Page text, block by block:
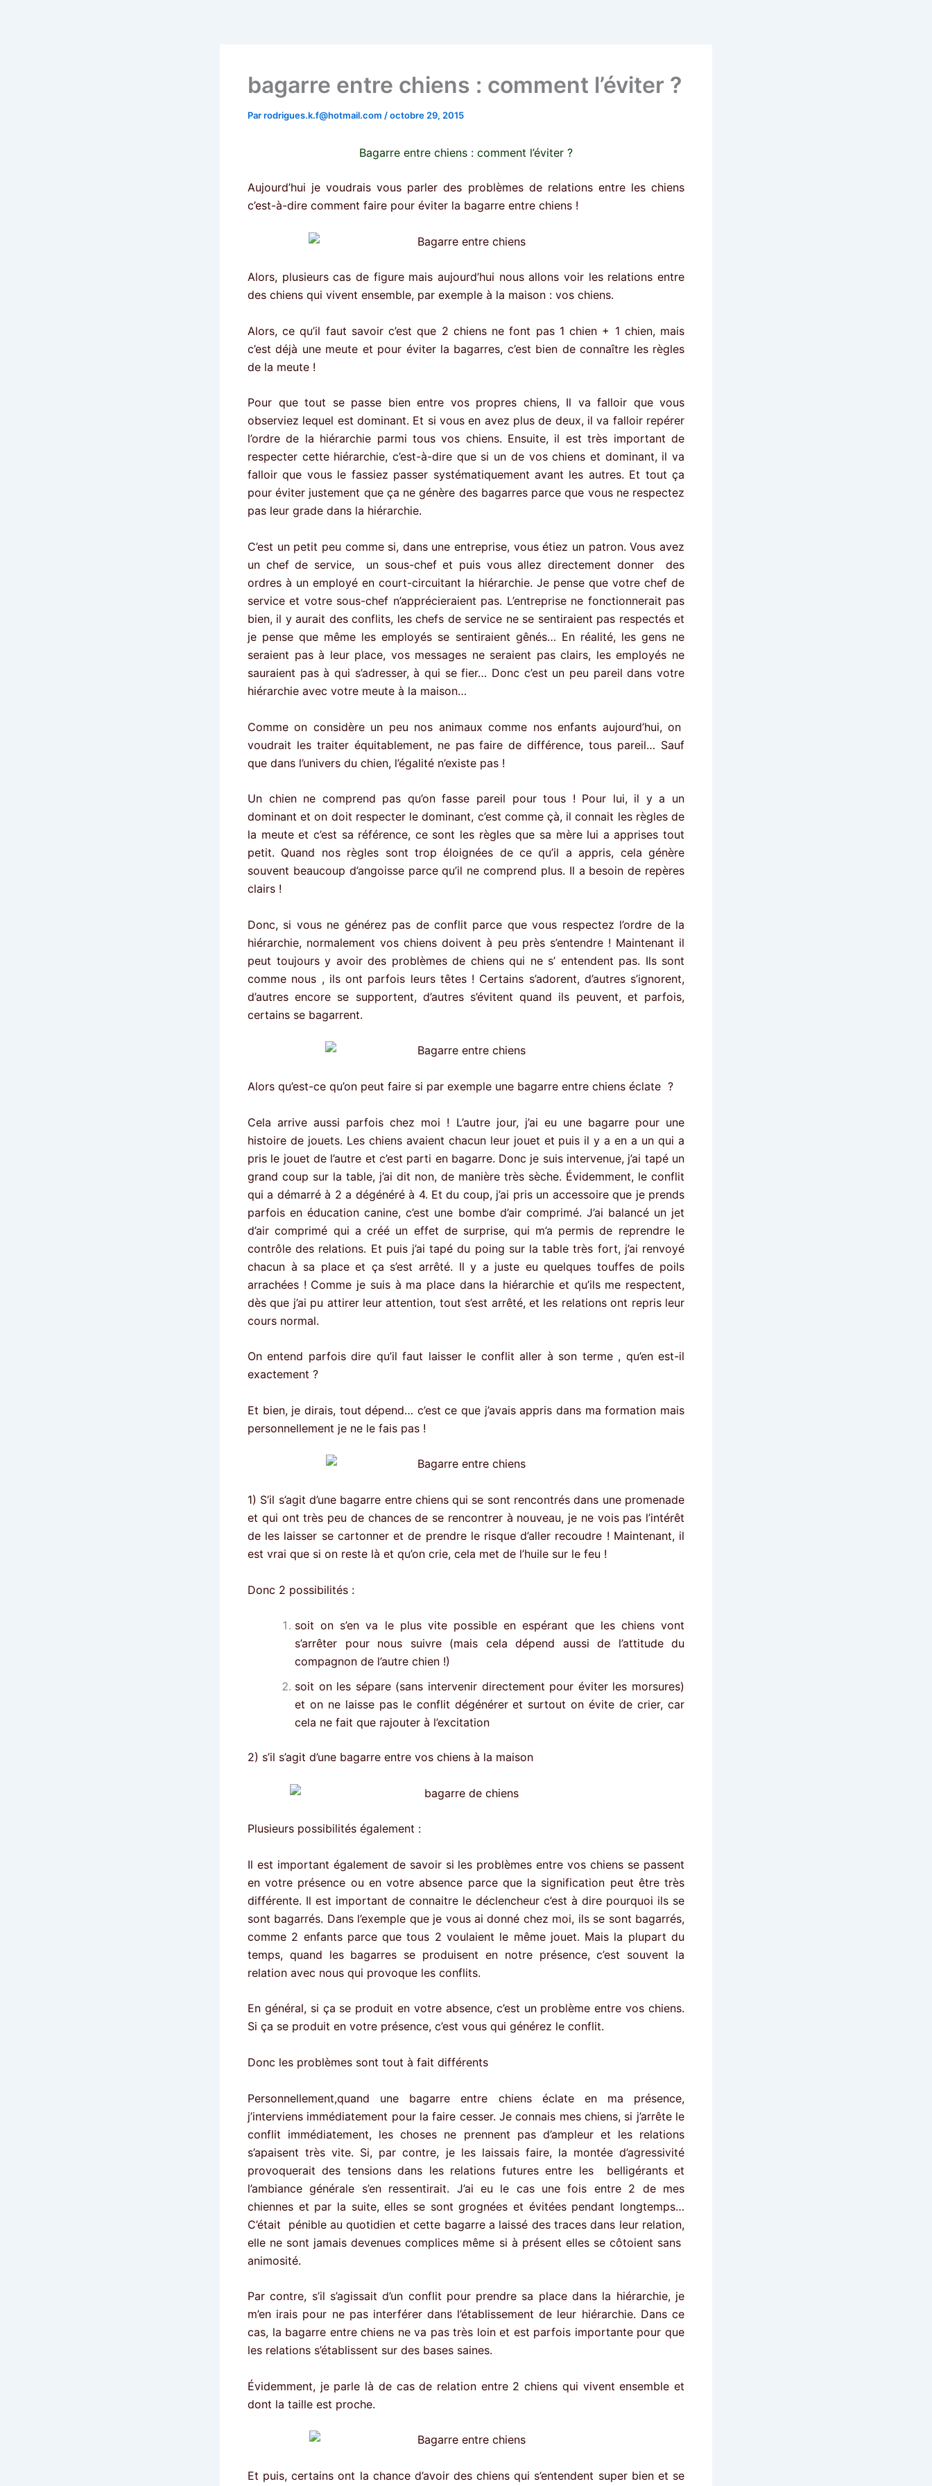
bagarre entre chiens : comment l’éviter ?
Parrodrigues.k.f@hotmail.com /octobre 29, 2015
Bagarre entre chiens : comment l’éviter ?
Aujourd’hui je voudrais vous parler des problèmes de relations entre les chiens
c’est-à-dire comment faire pour éviter la bagarre entre chiens !
Alors, plusieurs cas de figure mais aujourd’hui nous allons voir les relations entre
des chiens qui vivent ensemble, par exemple à la maison : vos chiens.
Alors, ce qu’il faut savoir c’est que 2 chiens ne font pas 1 chien + 1 chien, mais
c’est déjà une meute et pour éviter la bagarres, c’est bien de connaître les règles
de la meute !
Pour que tout se passe bien entre vos propres chiens, Il va falloir que vous
observiez lequel est dominant. Et si vous en avez plus de deux, il va falloir repérer
l’ordre de la hiérarchie parmi tous vos chiens. Ensuite, il est très important de
respecter cette hiérarchie, c’est-à-dire que si un de vos chiens et dominant, il va
falloir que vous le fassiez passer systématiquement avant les autres. Et tout ça
pour éviter justement que ça ne génère des bagarres parce que vous ne respectez
pas leur grade dans la hiérarchie.
C’est un petit peu comme si, dans une entreprise, vous étiez un patron. Vous avez
un chef de service, un sous-chef et puis vous allez directement donner des
ordres à un employé en court-circuitant la hiérarchie. Je pense que votre chef de
service et votre sous-chef n’apprécieraient pas. L’entreprise ne fonctionnerait pas
bien, il y aurait des conflits, les chefs de service ne se sentiraient pas respectés et
je pense que même les employés se sentiraient gênés… En réalité, les gens ne
seraient pas à leur place, vos messages ne seraient pas clairs, les employés ne
sauraient pas à qui s’adresser, à qui se fier… Donc c’est un peu pareil dans votre
hiérarchie avec votre meute à la maison…
Comme on considère un peu nos animaux comme nos enfants aujourd’hui, on
voudrait les traiter équitablement, ne pas faire de différence, tous pareil… Sauf
que dans l’univers du chien, l’égalité n’existe pas !
Un chien ne comprend pas qu’on fasse pareil pour tous ! Pour lui, il y a un
dominant et on doit respecter le dominant, c’est comme çà, il connait les règles de
la meute et c’est sa référence, ce sont les règles que sa mère lui a apprises tout
petit. Quand nos règles sont trop éloignées de ce qu’il a appris, cela génère
souvent beaucoup d’angoisse parce qu’il ne comprend plus. Il a besoin de repères
clairs !
Donc, si vous ne générez pas de conflit parce que vous respectez l’ordre de la
hiérarchie, normalement vos chiens doivent à peu près s’entendre ! Maintenant il
peut toujours y avoir des problèmes de chiens qui ne s’ entendent pas. Ils sont
comme nous , ils ont parfois leurs têtes ! Certains s’adorent, d’autres s’ignorent,
d’autres encore se supportent, d’autres s’évitent quand ils peuvent, et parfois,
certains se bagarrent.
Alors qu’est-ce qu’on peut faire si par exemple une bagarre entre chiens éclate ?
Cela arrive aussi parfois chez moi ! L’autre jour, j’ai eu une bagarre pour une
histoire de jouets. Les chiens avaient chacun leur jouet et puis il y a en a un qui a
pris le jouet de l’autre et c’est parti en bagarre. Donc je suis intervenue, j’ai tapé un
grand coup sur la table, j’ai dit non, de manière très sèche. Évidemment, le conflit
qui a démarré à 2 a dégénéré à 4. Et du coup, j’ai pris un accessoire que je prends
parfois en éducation canine, c’est une bombe d’air comprimé. J’ai balancé un jet
d’air comprimé qui a créé un effet de surprise, qui m’a permis de reprendre le
contrôle des relations. Et puis j’ai tapé du poing sur la table très fort, j’ai renvoyé
chacun à sa place et ça s’est arrêté. Il y a juste eu quelques touffes de poils
arrachées ! Comme je suis à ma place dans la hiérarchie et qu’ils me respectent,
dès que j’ai pu attirer leur attention, tout s’est arrêté, et les relations ont repris leur
cours normal.
On entend parfois dire qu’il faut laisser le conflit aller à son terme , qu’en est-il
exactement ?
Et bien, je dirais, tout dépend… c’est ce que j’avais appris dans ma formation mais
personnellement je ne le fais pas !
1) S’il s’agit d’une bagarre entre chiens qui se sont rencontrés dans une promenade
et qui ont très peu de chances de se rencontrer à nouveau, je ne vois pas l’intérêt
de les laisser se cartonner et de prendre le risque d’aller recoudre ! Maintenant, il
est vrai que si on reste là et qu’on crie, cela met de l’huile sur le feu !
Donc 2 possibilités :
soit on s’en va le plus vite possible en espérant que les chiens vont
s’arrêter pour nous suivre (mais cela dépend aussi de l’attitude du
compagnon de l’autre chien !)
soit on les sépare (sans intervenir directement pour éviter les morsures)
et on ne laisse pas le conflit dégénérer et surtout on évite de crier, car
cela ne fait que rajouter à l’excitation
2) s’il s’agit d’une bagarre entre vos chiens à la maison
Plusieurs possibilités également :
Il est important également de savoir si les problèmes entre vos chiens se passent
en votre présence ou en votre absence parce que la signification peut être très
différente. Il est important de connaitre le déclencheur c’est à dire pourquoi ils se
sont bagarrés. Dans l’exemple que je vous ai donné chez moi, ils se sont bagarrés,
comme 2 enfants parce que tous 2 voulaient le même jouet. Mais la plupart du
temps, quand les bagarres se produisent en notre présence, c’est souvent la
relation avec nous qui provoque les conflits.
En général, si ça se produit en votre absence, c’est un problème entre vos chiens.
Si ça se produit en votre présence, c’est vous qui générez le conflit.
Donc les problèmes sont tout à fait différents
Personnellement,quand une bagarre entre chiens éclate en ma présence,
j’interviens immédiatement pour la faire cesser. Je connais mes chiens, si j’arrête le
conflit immédiatement, les choses ne prennent pas d’ampleur et les relations
s’apaisent très vite. Si, par contre, je les laissais faire, la montée d’agressivité
provoquerait des tensions dans les relations futures entre les belligérants et
l’ambiance générale s’en ressentirait. J’ai eu le cas une fois entre 2 de mes
chiennes et par la suite, elles se sont grognées et évitées pendant longtemps…
C’était pénible au quotidien et cette bagarre a laissé des traces dans leur relation,
elle ne sont jamais devenues complices même si à présent elles se côtoient sans
animosité.
Par contre, s’il s’agissait d’un conflit pour prendre sa place dans la hiérarchie, je
m’en irais pour ne pas interférer dans l’établissement de leur hiérarchie. Dans ce
cas, la bagarre entre chiens ne va pas très loin et est parfois importante pour que
les relations s’établissent sur des bases saines.
Évidemment, je parle là de cas de relation entre 2 chiens qui vivent ensemble et
dont la taille est proche.
Et puis, certains ont la chance d’avoir des chiens qui s’entendent super bien et se